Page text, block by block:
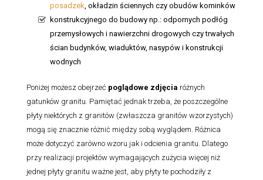
posadzek , okładzin ściennych czy obudów kominków
konstrukcyjnego do budowy np.: odpornych podłóg
przemysłowych i nawierzchni drogowych czy trwałych
ścian budynków, wiaduktów, nasypów i konstrukcji
wodnych
Poniżej możesz obejrzeć poglądowe zdjęcia różnych
gatunków granitu. Pamiętać jednak trzeba, że poszczególne
płyty niektórych z granitów (zwłaszcza granitów wzorzystych)
mogą się znacznie różnić między sobą wyglądem. Różnica
może dotyczyć zarówno wzoru jak i odcienia granitu. Dlatego
przy realizacji projektów wymagających zużycia więcej niż
jednej płyty granitu ważne jest, aby płyty te pochodziły z